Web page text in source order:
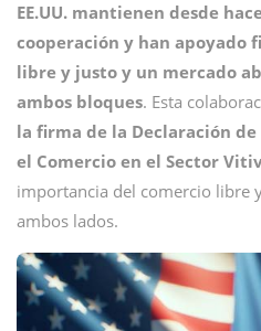
EE.UU. mantienen desde
cooperación y han apoyado
libre y justo y un mercado
ambos bloques. Esta
la firma de la Declaración de
el Comercio en el Sector
importancia del comercio libre
ambos lados.